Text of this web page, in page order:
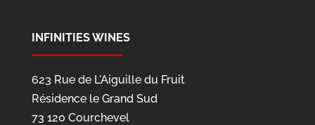
INFINITIES WINES
623 Rue de L'Aiguille du Fruit
Résidence le Grand Sud
73 120 Courchevel